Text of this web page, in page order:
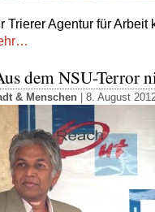
Trierer Agentur für Arbeit
dem NSU-Terror
& Menschen | 8. August